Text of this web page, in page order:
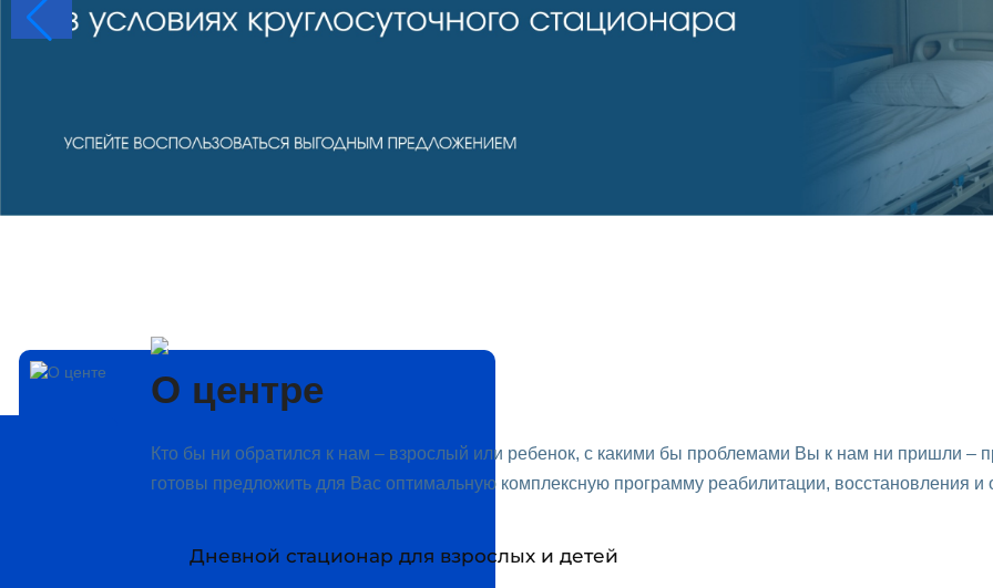
О центре
Кто бы ни обратился к нам – взрослый или ребенок, с какими бы проблемами Вы к нам ни пришли –
готовы предложить для Вас оптимальную комплексную программу реабилитации, восстановления и
Дневной стационар для взрослых и детей